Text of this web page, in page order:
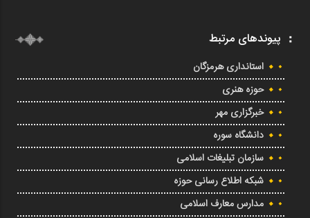
پیوندهای مرتبط
استانداری هرمزگان
حوزه هنری
خبرگزاری مهر
دانشگاه سوره
سازمان تبلیغات اسلامی
شبکه اطلاع رسانی حوزه
مدارس معارف اسلامی